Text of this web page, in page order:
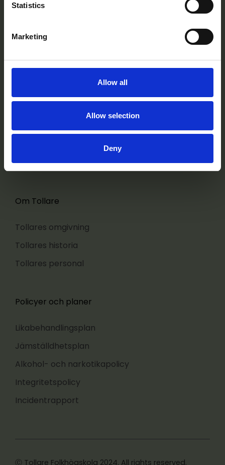
Statistics
Marketing
Allow all
Allow selection
Deny
Kontakt
Kurser
FAQ
Om Tollare
Tollares omgivning
Tollares historia
Tollares personal
Policyer och planer
Likabehandlingsplan
Jämställdhetsplan
Alkohol- och narkotikapolicy
Integritetspolicy
Incidentrapport
Ⓒ Tollare Folkhögskola 2024. All rights reserved.